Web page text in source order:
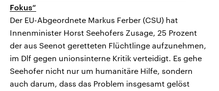
Fokus“
Der EU-Abgeordnete Markus Ferber (CSU) hat
Innenminister Horst Seehofers Zusage, 25 Prozent
der aus Seenot geretteten Flüchtlinge aufzunehmen,
im Dlf gegen unionsinterne Kritik verteidigt. Es gehe
Seehofer nicht nur um humanitäre Hilfe, sondern
auch darum, dass das Problem insgesamt gelöst